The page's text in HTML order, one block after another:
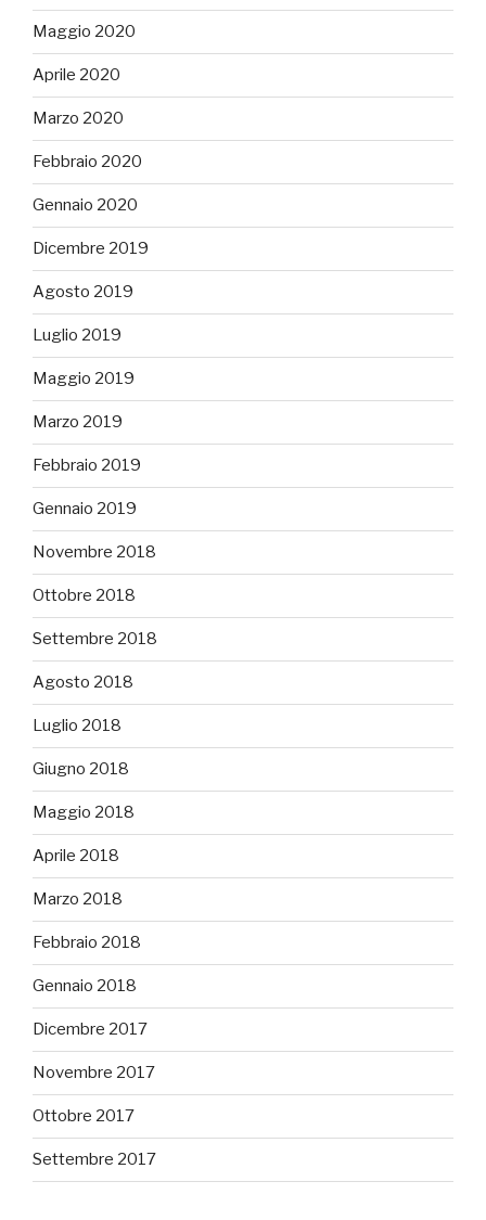
Maggio 2020
Aprile 2020
Marzo 2020
Febbraio 2020
Gennaio 2020
Dicembre 2019
Agosto 2019
Luglio 2019
Maggio 2019
Marzo 2019
Febbraio 2019
Gennaio 2019
Novembre 2018
Ottobre 2018
Settembre 2018
Agosto 2018
Luglio 2018
Giugno 2018
Maggio 2018
Aprile 2018
Marzo 2018
Febbraio 2018
Gennaio 2018
Dicembre 2017
Novembre 2017
Ottobre 2017
Settembre 2017